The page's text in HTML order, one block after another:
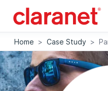
Home > Case Study >